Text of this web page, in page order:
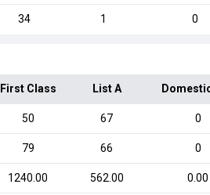
34 1 0
First Class List A
50 67 0
79 66 0
1240.00 562.00 0.00